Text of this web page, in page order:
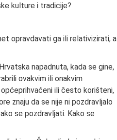
kulture i tradicije?
opravdavati ga ili relativizirati, a
napadnuta, kada se gine,
ovakvim ili onakvim
ili često korišteni,
znaju da se nije ni pozdravljalo
se pozdravljati. Kako se